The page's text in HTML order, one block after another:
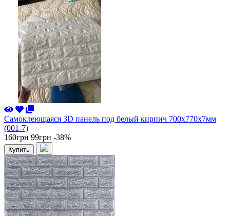
Самоклеющаяся 3D панель под белый кирпич 700x770x7мм
(001-7)
160грн 99грн -38%
Купить